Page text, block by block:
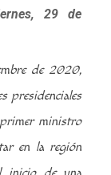
29 de
de 2020,
presidenciales
ministro
en la región